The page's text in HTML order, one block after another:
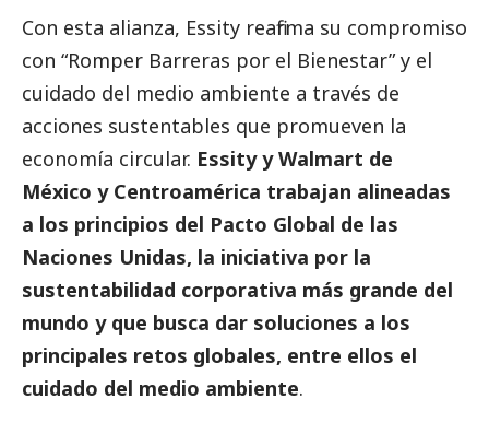
Con esta alianza, Essity reafirma su compromiso
con “Romper Barreras por el Bienestar” y el
cuidado del medio ambiente a través de
acciones sustentables que promueven la
economía circular. Essity y Walmart de
México y Centroamérica trabajan alineadas
a los principios del Pacto Global de las
Naciones Unidas, la iniciativa por la
sustentabilidad corporativa más grande del
mundo y que busca dar soluciones a los
principales retos globales, entre ellos el
cuidado del medio ambiente.